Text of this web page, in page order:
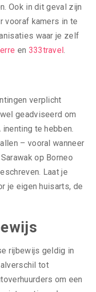
Ook in dit geval zijn
vooraf kamers in te
waar je zelf
en 333travel.
verplicht
geadviseerd om
te hebben.
– vooral wanneer
op Borneo
Laat je
je eigen huisarts, de
rijbewijs geldig in
tot
om een